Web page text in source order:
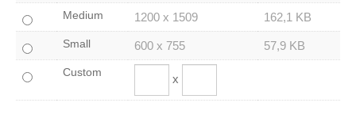
Medium 1200 x 1509 162,1 KB
Small 600 x 755 57,9 KB
Custom x